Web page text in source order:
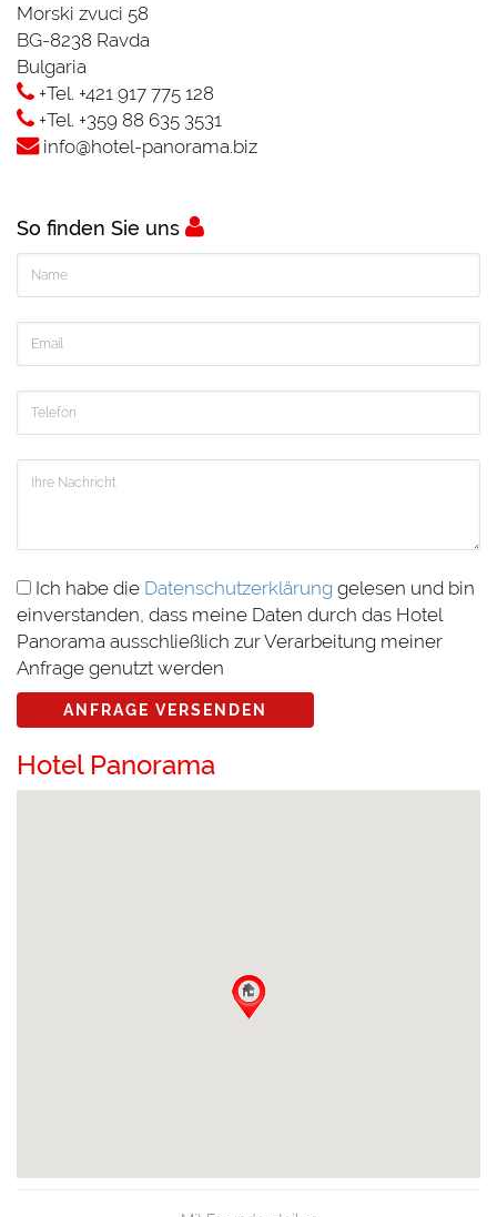
Morski zvuci 58
BG-8238 Ravda
Bulgaria
+Tel. +421 917 775 128
+Tel. +359 88 635 3531
info@hotel-panorama.biz
So finden Sie uns
Ich habe die Datenschutzerklärung gelesen und bin
einverstanden, dass meine Daten durch das Hotel
Panorama ausschließlich zur Verarbeitung meiner
Anfrage genutzt werden
ANFRAGE VERSENDEN
Hotel Panorama